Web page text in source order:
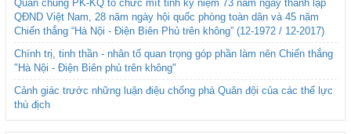
Quân chủng PK-KQ tổ chức mít tinh kỷ niệm 73 năm ngày thành lập
QĐND Việt Nam, 28 năm ngày hội quốc phòng toàn dân và 45 năm
Chiến thắng “Hà Nội - Điện Biên Phủ trên không” (12-1972 / 12-2017)
Chính trị, tinh thần - nhân tố quan trọng góp phần làm nên Chiến thắng
"Hà Nội - Điện Biên phủ trên không"
Cảnh giác trước những luận điệu chống phá Quân đội của các thế lực
thù địch